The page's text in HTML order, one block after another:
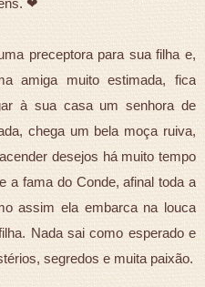
preceptora para sua filha e,
amiga muito estimada, fica
à sua casa um senhora de
chega um bela moça ruiva,
desejos há muito tempo
a fama do Conde, afinal toda a
assim ela embarca na louca
Nada sai como esperado e
segredos e muita paixão.